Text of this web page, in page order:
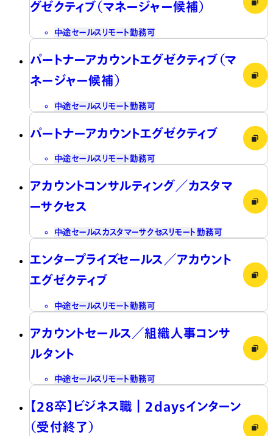
グゼクティブ（マネージャー候補）
中途セールス リモート勤務可
パートナーアカウントエグゼクティブ（マ
ネージャー候補）
中途セールス リモート勤務可
パートナーアカウントエグゼクティブ
中途セールス リモート勤務可
アカウントコンサルティング／カスタマ
ーサクセス
中途セールスカスタマーサクセスリモート勤務可
エンタープライズセールス／アカウント
エグゼクティブ
中途セールス リモート勤務可
アカウントセールス／組織人事コンサ
ルタント
中途セールス リモート勤務可
【28卒】ビジネス職┃2daysインターン
（受付終了）